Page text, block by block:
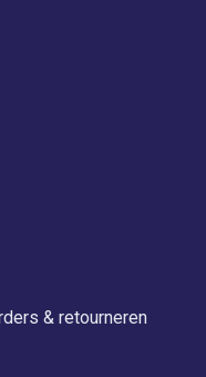
& retourneren